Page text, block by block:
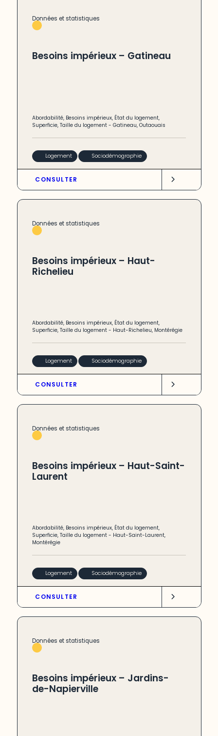
Données et statistiques
Besoins impérieux – Gatineau
Abordabilité, Besoins impérieux, État du logement,
Superficie,Taille du logement -Gatineau,Outaouais
Logement Sociodémographie
CONSULTER
Données et statistiques
Besoins impérieux – Haut-
Richelieu
Abordabilité, Besoins impérieux, État du logement,
Superficie,Taille du logement - Haut-Richelieu, Montérégie
Logement Sociodémographie
CONSULTER
Données et statistiques
Besoins impérieux – Haut-Saint-
Laurent
Abordabilité, Besoins impérieux, État du logement,
Superficie,Taille du logement - Haut-Saint-Laurent,
Montérégie
Logement Sociodémographie
CONSULTER
Données et statistiques
Besoins impérieux – Jardins-
de-Napierville